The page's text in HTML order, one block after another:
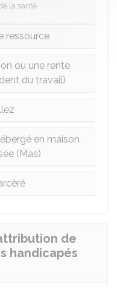
la santé
ressource
ou une rente
du travail)
en maison
(Mas)
de
handicapés